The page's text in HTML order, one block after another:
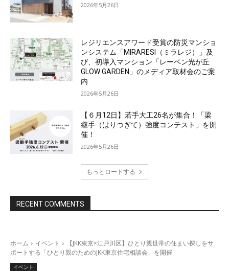
2026年5月26日
レジリエンスアワード受賞の防災マンショ
ンシステム「MIRARESI（ミラレジ）」及
び、初導入マンション「レーベン光が丘
GLOW GARDEN」のメディア取材会のご案
内
2026年5月26日
【６月12日】若手大工26名が集合！「梁
継手（はりつぎて）強度コンテスト」を開
催！
2026年5月26日
もっとロードする
RECENT COMMENTS